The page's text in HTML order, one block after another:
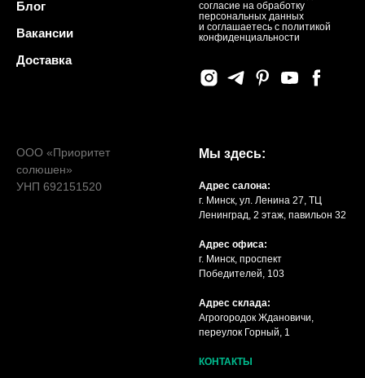
Блог
Вакансии
Доставка
согласие на обработку
персональных данных
и соглашаетесь c политикой
конфиденциальности
ООО «Приоритет
солюшен»
УНП 692151520
Мы здесь:
Адрес салона:
г. Минск, ул. Ленина 27, ТЦ
Ленинград, 2 этаж, павильон 32
Адрес офиса:
г. Минск, проспект
Победителей, 103
Адрес склада:
Агрогородок Ждановичи,
переулок Горный, 1
КОНТАКТЫ